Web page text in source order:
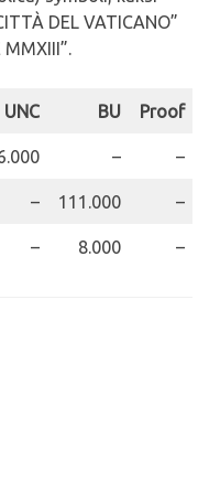
DEL VATICANO”
UNC BU Proof
– –
– 111.000 –
– 8.000 –